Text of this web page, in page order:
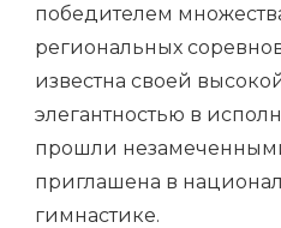
победителем
региональных
известна своей
элегантностью в
прошли
приглашена в
гимнастике.